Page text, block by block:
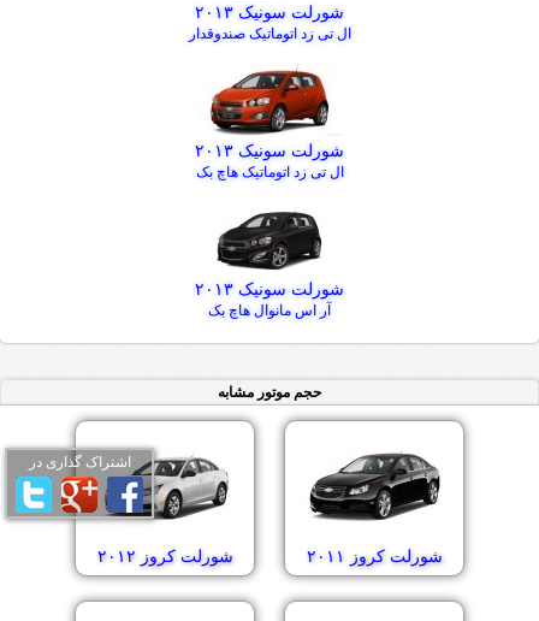
شورلت سونیک ۲۰۱۳
ال تی زد اتوماتیک صندوقدار
شورلت سونیک ۲۰۱۳
ال تی زد اتوماتیک هاچ بک
شورلت سونیک ۲۰۱۳
آر اس مانوال هاچ بک
حجم موتور مشابه
شورلت کروز ۲۰۱۱ شورلت کروز ۲۰۱۲
اشتراک گذاری در